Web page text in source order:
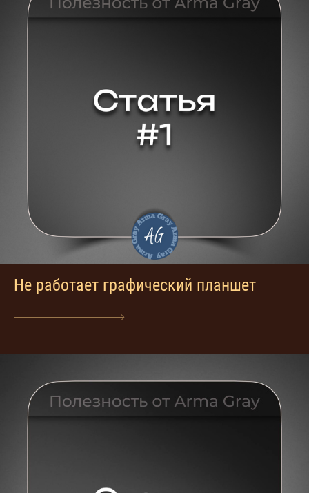
Не работает графический планшет